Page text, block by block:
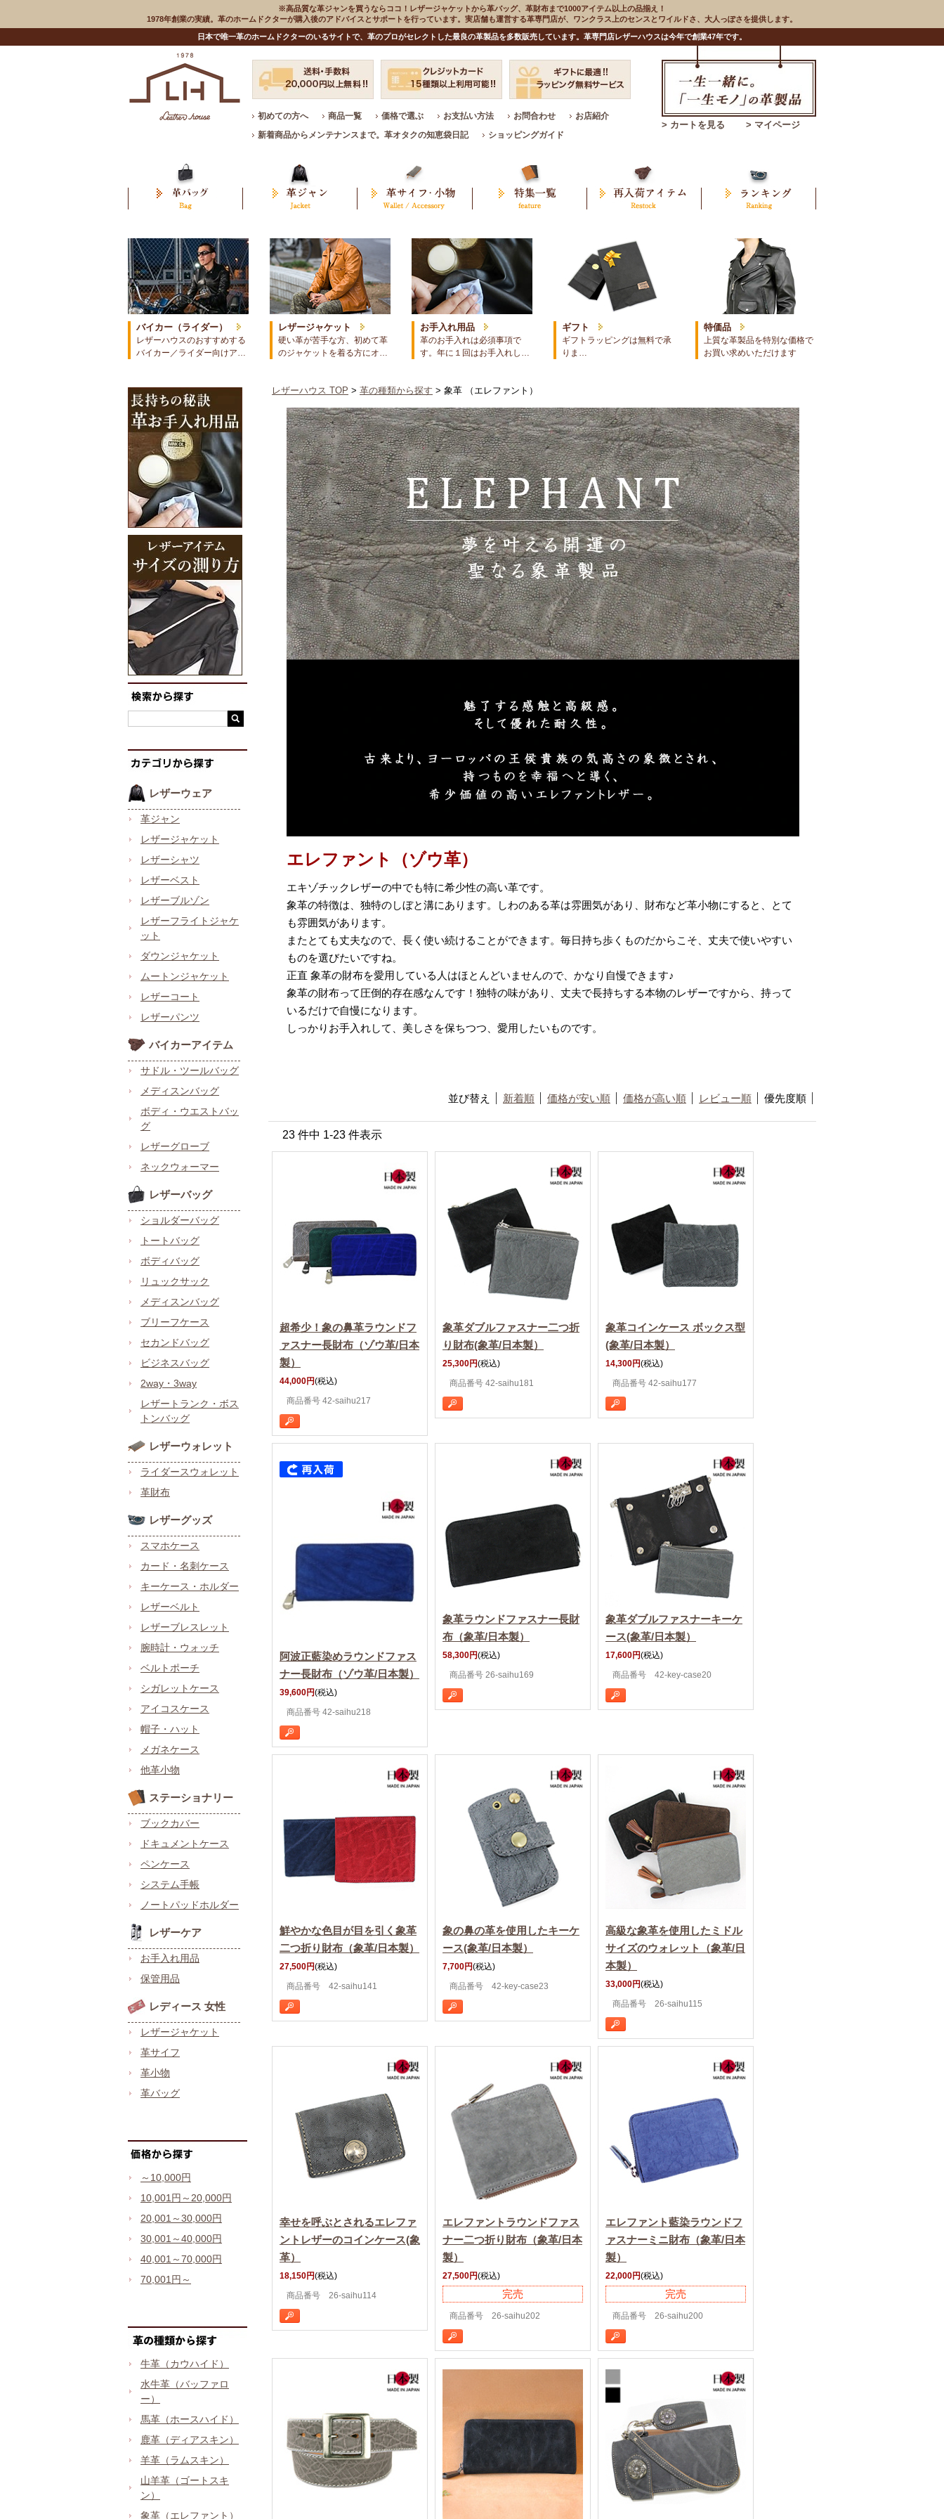
※高品質な革ジャンを買うならココ！レザージャケットから革バッグ、革財布まで1000アイテム以上の品揃え！
1978年創業の実績。革のホームドクターが購入後のアドバイスとサポートを行っています。実店舗も運営する革専門店が、ワンクラス上のセンスとワイルドさ、大人っぽさを提供します。
日本で唯一革のホームドクターのいるサイトで、革のプロがセレクトした最良の革製品を多数販売しています。革専門店レザーハウスは今年で創業47年です。
初めての方へ 商品一覧 価格で選ぶ お支払い方法 お問合わせ
お店紹介
新着商品からメンテナンスまで。革オタクの知恵袋日記
ショッピングガイド
> カートを見る > マイページ
バイカー（ライダー）
レザーハウスのおすすめする
バイカー／ライダー向けア…
レザージャケット
硬い革が苦手な方、初めて革
のジャケットを着る方にオ…
お手入れ用品
革のお手入れは必須事項で
す。年に１回はお手入れし…
ギフト
ギフトラッピングは無料で承
りま…
特価品
上質な革製品を特別な価格で
お買い求めいただけます
レザーウェア
革ジャン
レザージャケット
レザーシャツ
レザーベスト
レザーブルゾン
レザーフライトジャケ
ット
ダウンジャケット
ムートンジャケット
レザーコート
レザーパンツ
バイカーアイテム
サドル・ツールバッグ
メディスンバッグ
ボディ・ウエストバッ
グ
レザーグローブ
ネックウォーマー
レザーバッグ
ショルダーバッグ
トートバッグ
ボディバッグ
リュックサック
メディスンバッグ
ブリーフケース
セカンドバッグ
ビジネスバッグ
2way・3way
レザートランク・ボス
トンバッグ
レザーウォレット
ライダースウォレット
革財布
レザーグッズ
スマホケース
カード・名刺ケース
キーケース・ホルダー
レザーベルト
レザーブレスレット
腕時計・ウォッチ
ベルトポーチ
シガレットケース
アイコスケース
帽子・ハット
メガネケース
他革小物
ステーショナリー
ブックカバー
ドキュメントケース
ペンケース
システム手帳
ノートパッドホルダー
レザーケア
お手入れ用品
保管用品
レディース 女性
レザージャケット
革サイフ
革小物
革バッグ
～10,000円
10,001円～20,000円
20,001～30,000円
30,001～40,000円
40,001～70,000円
70,001円～
牛革（カウハイド）
水牛革（バッファロ
ー）
馬革（ホースハイド）
鹿革（ディアスキン）
羊革（ラムスキン）
山羊革（ゴートスキ
ン）
象革（エレファント）
レザーハウス TOP > 革の種類から探す > 象革 （エレファント）
エレファント（ゾウ革）
エキゾチックレザーの中でも特に希少性の高い革です。
象革の特徴は、独特のしぼと溝にあります。しわのある革は雰囲気があり、財布など革小物にすると、とて
も雰囲気があります。
またとても丈夫なので、長く使い続けることができます。毎日持ち歩くものだからこそ、丈夫で使いやすい
ものを選びたいですね。
正直 象革の財布を愛用している人はほとんどいませんので、かなり自慢できます♪
象革の財布って圧倒的存在感なんです！独特の味があり、丈夫で長持ちする本物のレザーですから、持って
いるだけで自慢になります。
しっかりお手入れして、美しさを保ちつつ、愛用したいものです。
並び替え 新着順 価格が安い順 価格が高い順 レビュー順 優先度順
23 件中 1-23 件表示
超希少！象の鼻革ラウンドフ
ァスナー長財布（ゾウ革/日本
製）
44,000円(税込)
商品番号 42-saihu217
象革ダブルファスナー二つ折
り財布(象革/日本製）
25,300円(税込)
商品番号 42-saihu181
象革コインケース ボックス型
(象革/日本製）
14,300円(税込)
商品番号 42-saihu177
阿波正藍染めラウンドファス
ナー長財布（ゾウ革/日本製）
39,600円(税込)
商品番号 42-saihu218
象革ラウンドファスナー長財
布（象革/日本製）
58,300円(税込)
商品番号 26-saihu169
象革ダブルファスナーキーケ
ース(象革/日本製）
17,600円(税込)
商品番号 42-key-case20
鮮やかな色目が目を引く象革
二つ折り財布（象革/日本製）
27,500円(税込)
商品番号 42-saihu141
象の鼻の革を使用したキーケ
ース(象革/日本製）
7,700円(税込)
商品番号 42-key-case23
高級な象革を使用したミドル
サイズのウォレット（象革/日
本製）
33,000円(税込)
商品番号 26-saihu115
幸せを呼ぶとされるエレファ
ントレザーのコインケース(象
革）
18,150円(税込)
商品番号 26-saihu114
エレファントラウンドファス
ナー二つ折り財布（象革/日本
製）
27,500円(税込)
完売
商品番号 26-saihu202
エレファント藍染ラウンドフ
ァスナーミニ財布（象革/日本
製）
22,000円(税込)
完売
商品番号 26-saihu200